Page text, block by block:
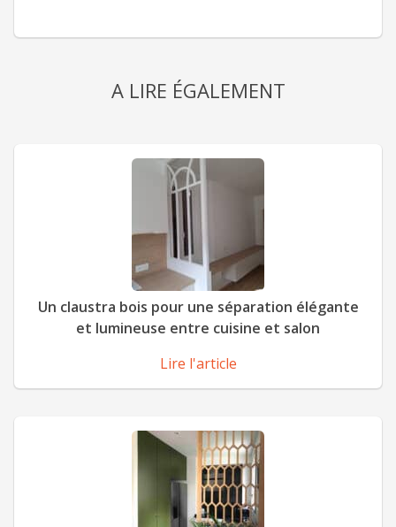
A LIRE ÉGALEMENT
Un claustra bois pour une séparation élégante
et lumineuse entre cuisine et salon
Lire l'article